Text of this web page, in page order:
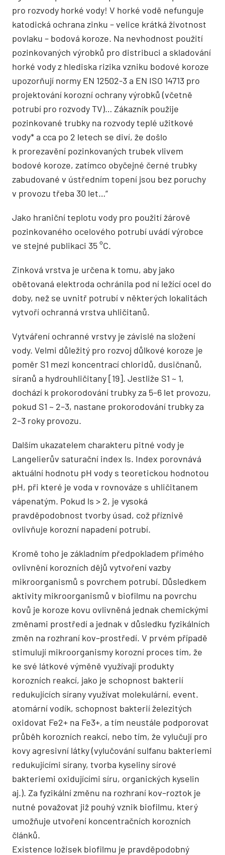
pro rozvody horké vody! V horké vodě nefunguje
katodická ochrana zinku – velice krátká životnost
povlaku – bodová koroze. Na nevhodnost použití
pozinkovaných výrobků pro distribuci a skladování
horké vody z hlediska rizika vzniku bodové koroze
upozorňují normy EN 12502-3 a EN ISO 14713 pro
projektování korozní ochrany výrobků (včetně
potrubí pro rozvody TV)… Zákazník použije
pozinkované trubky na rozvody teplé užitkové
vody* a cca po 2 letech se diví, že došlo
k prorezavění pozinkovaných trubek vlivem
bodové koroze, zatímco obyčejné černé trubky
zabudované v ústředním topení jsou bez poruchy
v provozu třeba 30 let…“
Jako hraniční teplotu vody pro použití žárově
pozinkovaného ocelového potrubí uvádí výrobce
ve stejné publikaci 35 °C.
Zinková vrstva je určena k tomu, aby jako
obětovaná elektroda ochránila pod ní ležící ocel do
doby, než se uvnitř potrubí v některých lokalitách
vytvoří ochranná vrstva uhličitanů.
Vytváření ochranné vrstvy je závislé na složení
vody. Velmi důležitý pro rozvoj důlkové koroze je
poměr S1 mezi koncentrací chloridů, dusičnanů,
síranů a hydrouhličitany [19]. Jestli­že S1 ~ 1,
dochází k prokorodování trubky za 5–6 let provozu,
pokud S1 ~ 2–3, nastane prokorodování trubky za
2–3 roky provozu.
Dalším ukazatelem charakteru pitné vody je
Langelierův saturační index ls. Index porovnává
aktuální hodnotu pH vody s teoretickou hodnotou
pH, při které je voda v rovnováze s uhličitanem
vápenatým. Pokud ls > 2, je vysoká
pravděpodobnost tvorby úsad, což příznivě
ovlivňuje korozní napadení potrubí.
Kromě toho je základním předpokladem přímého
ovlivnění korozních dějů vytvoření vaz­by
mikroorganismů s povrchem potrubí. Důsledkem
aktivity mikroorganismů v biofilmu na povrchu
kovů je koroze kovu ovlivněná jednak chemickými
změnami prostředí a jednak v důsledku fyzikálních
změn na rozhraní kov–prostředí. V prvém případě
stimulují mikroorganismy korozní proces tím, že
ke své látkové výměně využívají produkty
korozních reakcí, jako je schopnost bakterií
redukujících sírany využívat molekulární, event.
atomární vodík, schopnost bakterií železitých
oxidovat Fe2+ na Fe3+, a tím neustále podporovat
průběh korozních reakcí, nebo tím, že vylučují pro
kovy agresivní látky (vylučování sulfanu bakteriemi
redukujícími sírany, tvorba kyseliny sírové
bakteriemi oxidujícími síru, organických kyselin
aj.). Za fyzikální změnu na rozhraní kov–roztok je
nutné považovat již pouhý vznik biofilmu, který
umožňuje utvoření koncentračních korozních
článků.
Existence ložisek biofilmu je pravděpodobný